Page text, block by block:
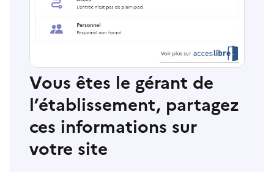
Vous êtes le gérant de
l’établissement, partagez
ces informations sur
votre site